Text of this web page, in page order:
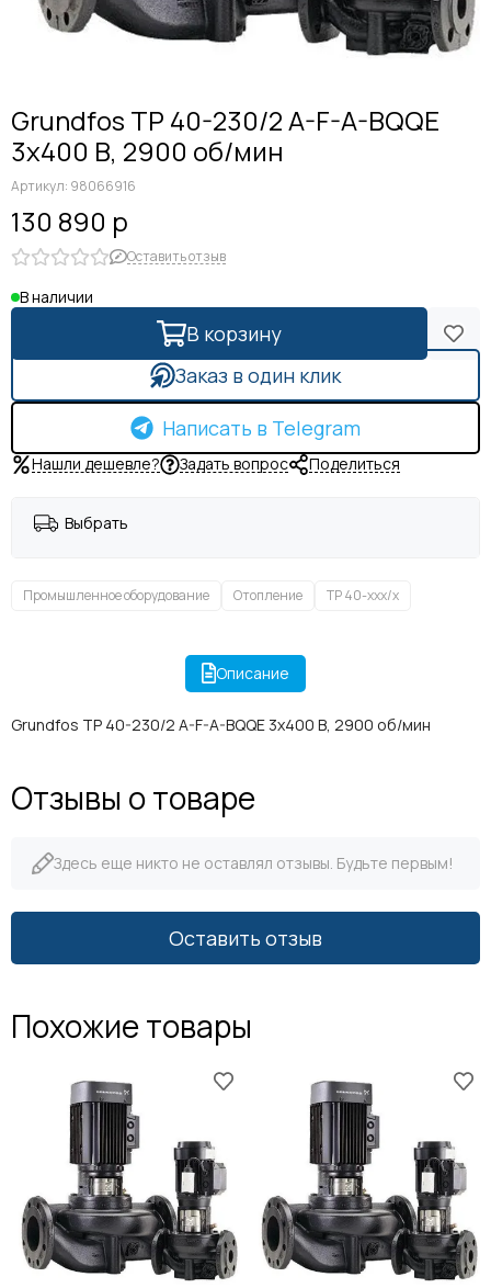
Grundfos TP 40-230/2 A-F-A-BQQE
3x400 В, 2900 об/мин
Артикул: 98066916
130 890 р
Оставить отзыв
В наличии
В корзину
Заказ в один клик
Написать в Telegram
Нашли дешевле? Задать вопрос Поделиться
Выбрать
Промышленное оборудование Отопление TP 40-xxx/x
Описание
Grundfos TP 40-230/2 A-F-A-BQQE 3x400 В, 2900 об/мин
Отзывы о товаре
Здесь еще никто не оставлял отзывы. Будьте первым!
Оставить отзыв
Похожие товары